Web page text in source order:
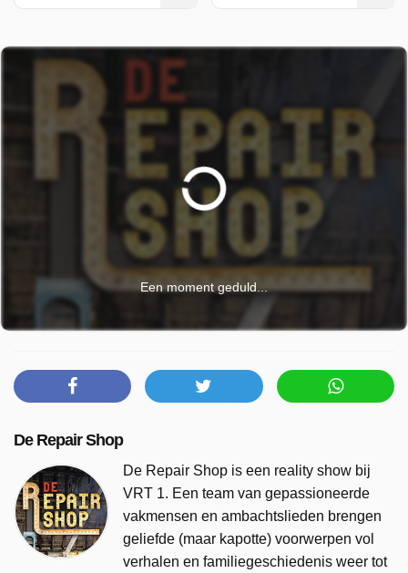
Een moment geduld...
De Repair Shop
De Repair Shop is een reality show bij
VRT 1. Een team van gepassioneerde
vakmensen en ambachtslieden brengen
geliefde (maar kapotte) voorwerpen vol
verhalen en familiegeschiedenis weer tot